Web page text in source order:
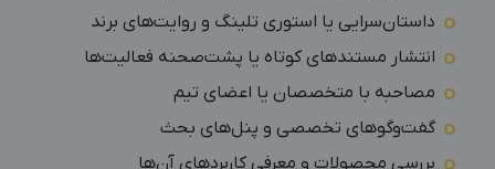
داستان‌سرایی یا استوری تلینگ و روایت‌های برند
انتشار مستندهای کوتاه یا پشت‌صحنه فعالیت‌ها
مصاحبه با متخصصان یا اعضای تیم
گفت‌وگوهای تخصصی و پنل‌های بحث
بررسی محصولات و معرفی کاربردهای آن‌ها